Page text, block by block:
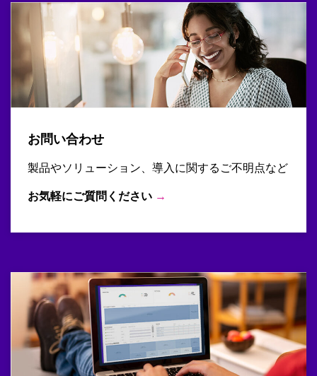
お問い合わせ
製品やソリューション、導入に関するご不明点など
お気軽にご質問ください →